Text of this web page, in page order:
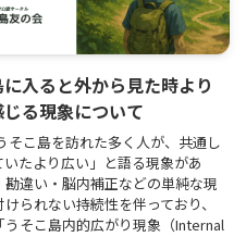
入ると外から見た時より
る現象について
そこ島を訪れた多く人が、共通し
いたより広い」と語る現象があ
勘違い・脳内補正などの単純な現
られない持続性を伴っており、
うそこ島内的広がり現象（Internal